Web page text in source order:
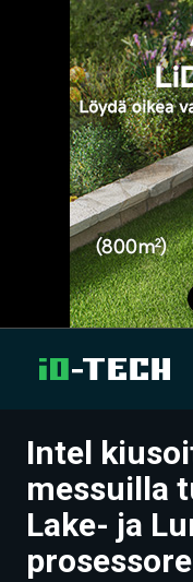
UUTISET
ARTIKKELIT
VIDEOT
Intel
messuilla
Lake- ja